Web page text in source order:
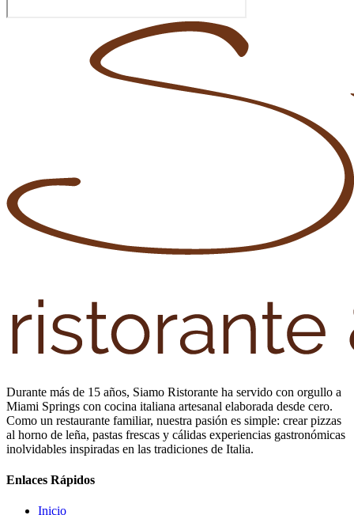
Durante más de 15 años, Siamo Ristorante ha servido con orgullo a
Miami Springs con cocina italiana artesanal elaborada desde cero.
Como un restaurante familiar, nuestra pasión es simple: crear pizzas
al horno de leña, pastas frescas y cálidas experiencias gastronómicas
inolvidables inspiradas en las tradiciones de Italia.
Enlaces Rápidos
Inicio